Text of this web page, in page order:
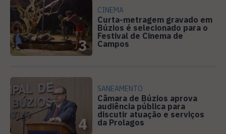
3
CINEMA
Curta-metragem gravado em
Búzios é selecionado para o
Festival de Cinema de
Campos
4
SANEAMENTO
Câmara de Búzios aprova
audiência pública para
discutir atuação e serviços
da Prolagos